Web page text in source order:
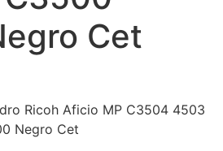
Cet
Ricoh Aficio MP C3504 4503
Negro Cet